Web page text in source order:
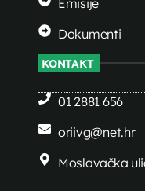
Emisije
Dokumenti
KONTAKT
01 2881 656
oriivg@net.hr
Moslavačka